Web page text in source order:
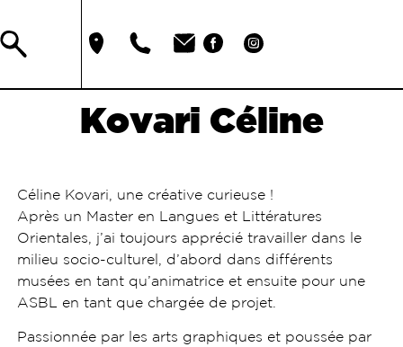
Kovari Céline
Céline Kovari, une créative curieuse !
Après un Master en Langues et Littératures
Orientales, j’ai toujours apprécié travailler dans le
milieu socio-culturel, d’abord dans différents
musées en tant qu’animatrice et ensuite pour une
ASBL en tant que chargée de projet.
Passionnée par les arts graphiques et poussée par